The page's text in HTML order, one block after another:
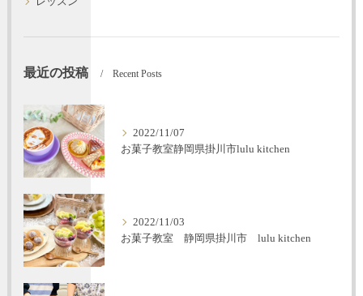
最近の投稿 Recent Posts
2022/11/07
お菓子教室静岡県掛川市lulu kitchen
2022/11/03
お菓子教室 静岡県掛川市 lulu kitchen